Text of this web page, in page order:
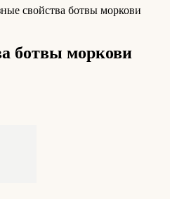
свойства ботвы моркови
ботвы моркови